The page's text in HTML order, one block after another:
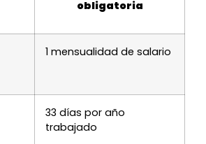
obligatoria
1 mensualidad de salario
33 días por año
trabajado